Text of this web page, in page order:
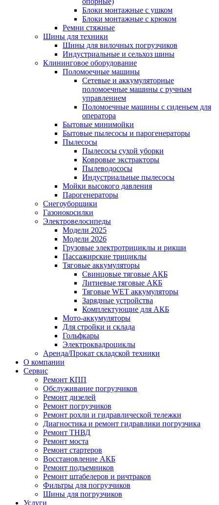
Блоки монтажные с ушком
Блоки монтажные с крюком
Ремни стяжные
Шины для техники
Шины для вилочных погрузчиков
Индустриальные и сельхоз шины
Клининговое оборудование
Поломоечные машины
Сетевые и аккумуляторные
поломоечные машины с ручным
управлением
Поломоечные машины с сиденьем для
оператора
Бытовые минимойки
Бытовые пылесосы и парогенераторы
Пылесосы
Пылесосы сухой уборки
Ковровые экстракторы
Пылеводососы
Индустриальные пылесосы
Мойки высокого давления
Парогенераторы
Снегоуборщики
Газонокосилки
Электровелосипеды
Модели 2025
Модели 2026
Грузовые электротрициклы и рикши
Пассажирские трициклы
Тяговые аккумуляторы
Свинцовые тяговые АКБ
Литиевые тяговые АКБ
Тяговые WET аккумуляторы
Зарядные устройства
Комплектующие для АКБ
Мото-аккумуляторы
Для стройки и склада
Гольфкары
Электроквадроциклы
Аренда/Прокат складской техники
О компании
Сервис
Ремонт КПП
Обслуживание погрузчиков
Ремонт дизелей
Ремонт погрузчиков
Ремонт рохли и гидравлической тележки
Диагностика и ремонт гидравлики погрузчика
Ремонт ТНВД
Ремонт моста
Ремонт стартеров
Восстановление АКБ
Ремонт подъемников
Ремонт штабелеров и ричтраков
Фильтры для погрузчиков
Шины для погрузчиков
Услуги